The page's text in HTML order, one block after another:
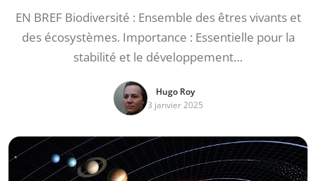
EN BREF Biodiversité : Ensemble des êtres vivants et
des écosystèmes. Importance : Essentielle pour la
stabilité et le développement…
Hugo Roy
3 janvier 2025